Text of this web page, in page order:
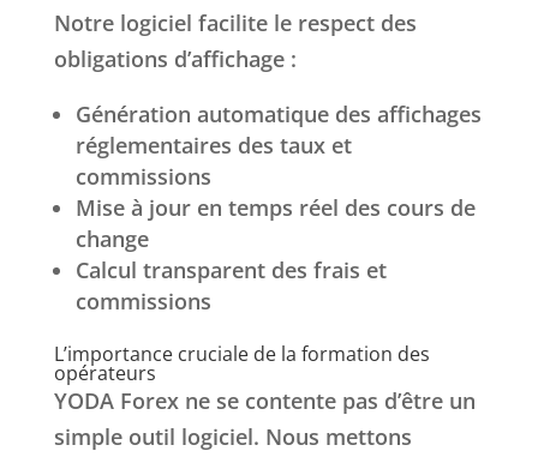
Notre logiciel facilite le respect des
obligations d’affichage :
Génération automatique des affichages
réglementaires des taux et
commissions
Mise à jour en temps réel des cours de
change
Calcul transparent des frais et
commissions
L’importance cruciale de la formation des
opérateurs
YODA Forex ne se contente pas d’être un
simple outil logiciel. Nous mettons